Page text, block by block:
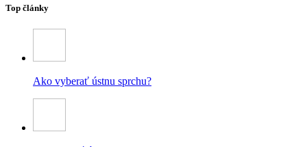
Top články
Ako vyberať ústnu sprchu?